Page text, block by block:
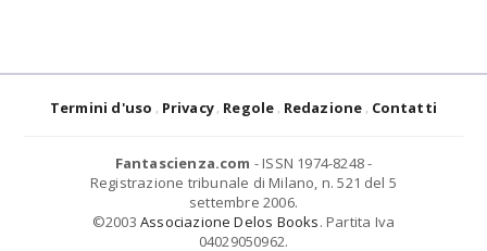
Termini d'uso Privacy Regole Redazione Contatti
Fantascienza.com - ISSN 1974-8248 -
Registrazione tribunale di Milano, n. 521 del 5
settembre 2006.
©2003 Associazione Delos Books. Partita Iva
04029050962.